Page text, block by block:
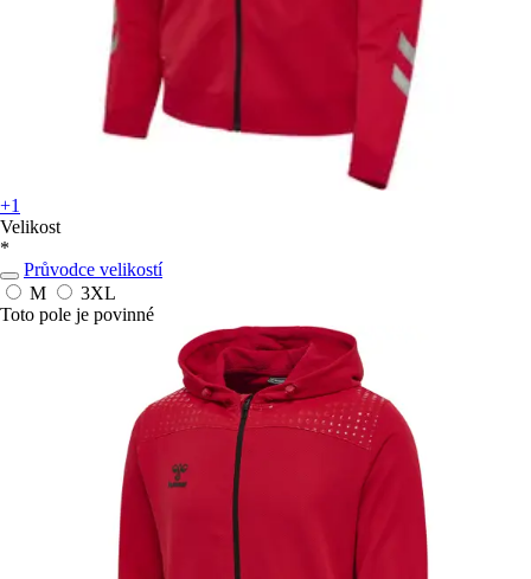
+1
Velikost
*
Průvodce velikostí
M
3XL
Toto pole je povinné